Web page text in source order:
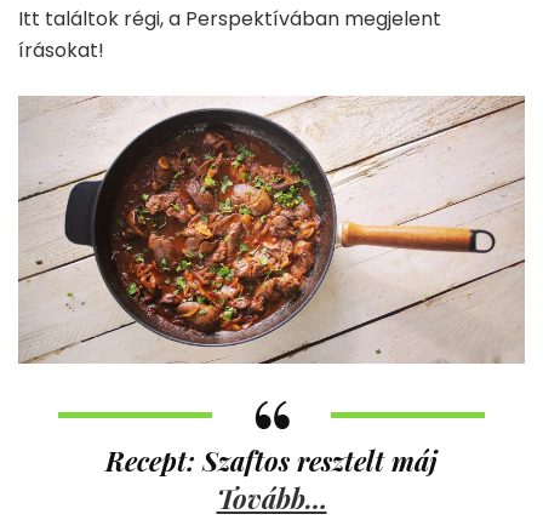
Itt találtok régi, a Perspektívában megjelent
írásokat!
Recept: Szaftos resztelt máj
Tovább…